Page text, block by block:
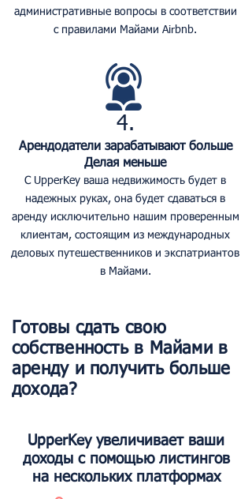
административные вопросы в соответствии
с правилами Майами Airbnb.
4.
Арендодатели зарабатывают больше
Делая меньше
С UpperKey ваша недвижимость будет в
надежных руках, она будет сдаваться в
аренду исключительно нашим проверенным
клиентам, состоящим из международных
деловых путешественников и экспатриантов
в Майами.
Готовы сдать свою
собственность в Майами в
аренду и получить больше
дохода?
UpperKey увеличивает ваши
доходы с помощью листингов
на нескольких платформах